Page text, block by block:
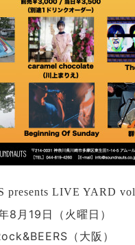
presents LIVE YARD
8月19日（火曜日）
（大阪）